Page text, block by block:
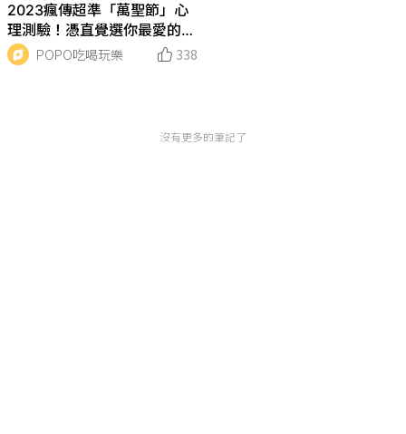
2023瘋傳超準「萬聖節」心
理測驗！憑直覺選你最愛的南
瓜，測出你的「腹黑指數」有
多高！
POPO吃喝玩樂 338
沒有更多的筆記了